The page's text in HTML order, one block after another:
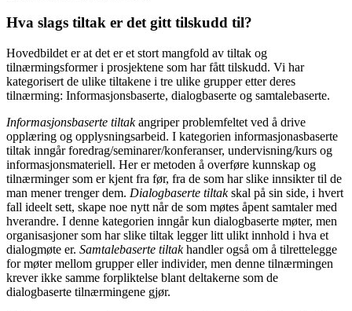
Hva slags tiltak er det gitt tilskudd til?
Hovedbildet er at det er et stort mangfold av tiltak og
tilnærmingsformer i prosjektene som har fått tilskudd. Vi har
kategorisert de ulike tiltakene i tre ulike grupper etter deres
tilnærming: Informasjonsbaserte, dialogbaserte og samtalebaserte.
Informasjonsbaserte tiltakangriper problemfeltet ved å drive
opplæring og opplysningsarbeid. I kategorien informasjonasbaserte
tiltak inngår foredrag/seminarer/konferanser, undervisning/kurs og
informasjonsmateriell. Her er metoden å overføre kunnskap og
tilnærminger som er kjent fra før, fra de som har slike innsikter til de
man mener trenger dem. Dialogbaserte tiltakskal på sin side, i hvert
fall ideelt sett, skape noe nytt når de som møtes åpent samtaler med
hverandre. I denne kategorien inngår kun dialogbaserte møter, men
organisasjoner som har slike tiltak legger litt ulikt innhold i hva et
dialogmøte er. Samtalebaserte tiltakhandler også om å tilrettelegge
for møter mellom grupper eller individer, men denne tilnærmingen
krever ikke samme forpliktelse blant deltakerne som de
dialogbaserte tilnærmingene gjør.